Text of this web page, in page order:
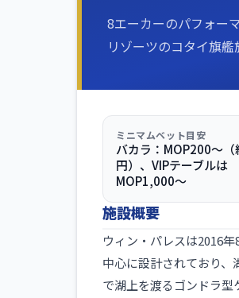
8エーカーのパフォー
リゾーツのコタイ旗艦
ミニマムベット目安
バカラ：MOP200〜
円）、VIPテーブルは
MOP1,000〜
施設概要
ウィン・パレスは2016
中心に設計されており
で湖上を渡るゴンドラ